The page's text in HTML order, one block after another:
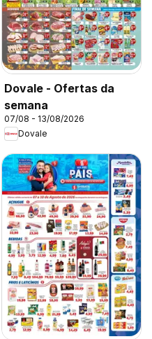
Dovale - Ofertas da
semana
07/08 - 13/08/2026
Dovale